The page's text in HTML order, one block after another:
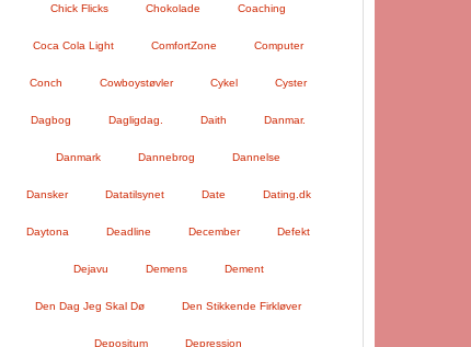
Chick Flicks Chokolade Coaching
Coca Cola Light ComfortZone Computer
Conch Cowboystøvler Cykel Cyster
Dagbog Dagligdag. Daith Danmar.
Danmark Dannebrog Dannelse
Dansker Datatilsynet Date Dating.dk
Daytona Deadline December Defekt
Dejavu Demens Dement
Den Dag Jeg Skal Dø Den Stikkende Firkløver
Depositum Depression